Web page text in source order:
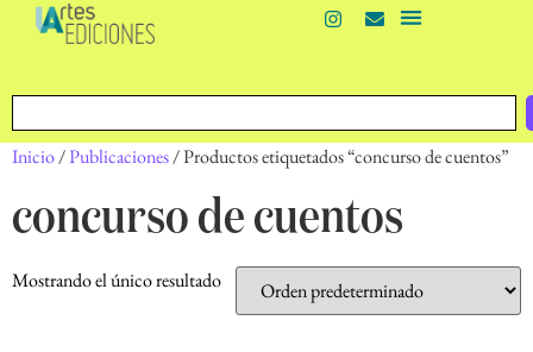
Inicio/Publicaciones/ Productos etiquetados “concurso de cuentos”
concurso de cuentos
Mostrando el único resultado